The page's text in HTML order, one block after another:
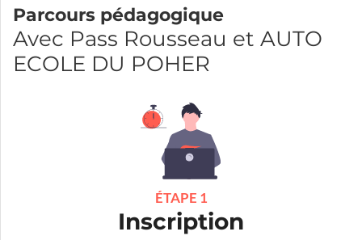
Parcours pédagogique
Avec Pass Rousseau et AUTO
ECOLE DU POHER
ÉTAPE 1
Inscription